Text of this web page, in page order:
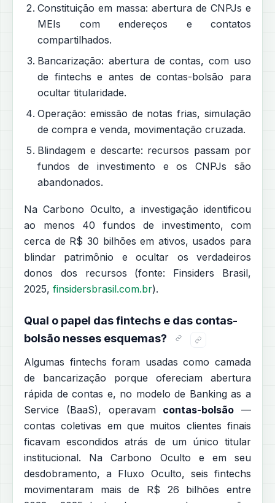
Constituição em massa: abertura de CNPJs e
MEIs com endereços e contatos
compartilhados.
Bancarização: abertura de contas, com uso
de fintechs e antes de contas-bolsão para
ocultar titularidade.
Operação: emissão de notas frias, simulação
de compra e venda, movimentação cruzada.
Blindagem e descarte: recursos passam por
fundos de investimento e os CNPJs são
abandonados.
Na Carbono Oculto, a investigação identificou
ao menos 40 fundos de investimento, com
cerca de R$ 30 bilhões em ativos, usados para
blindar patrimônio e ocultar os verdadeiros
donos dos recursos (fonte: Finsiders Brasil,
2025, finsidersbrasil.com.br).
Qual o papel das fintechs e das contas-
bolsão nesses esquemas?
Algumas fintechs foram usadas como camada
de bancarização porque ofereciam abertura
rápida de contas e, no modelo de Banking as a
Service (BaaS), operavam contas-bolsão —
contas coletivas em que muitos clientes finais
ficavam escondidos atrás de um único titular
institucional. Na Carbono Oculto e em seu
desdobramento, a Fluxo Oculto, seis fintechs
movimentaram mais de R$ 26 bilhões entre